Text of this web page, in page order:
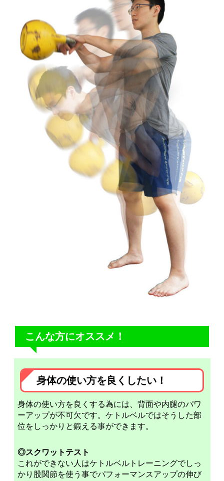
こんな方にオススメ！
身体の使い方を良くしたい！
身体の使い方を良くする為には、背面や内腿のパワ
ーアップが不可欠です。ケトルベルではそうした部
位をしっかりと鍛える事ができます。
◎スクワットテスト
これができない人はケトルベルトレーニングでしっ
かり股関節を使う事でパフォーマンスアップの伸び